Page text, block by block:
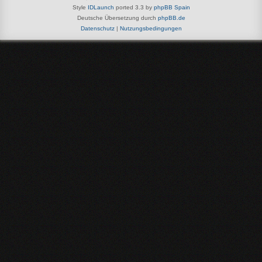
Style IDLaunch ported 3.3 by phpBB Spain
Deutsche Übersetzung durch phpBB.de
Datenschutz| Nutzungsbedingungen